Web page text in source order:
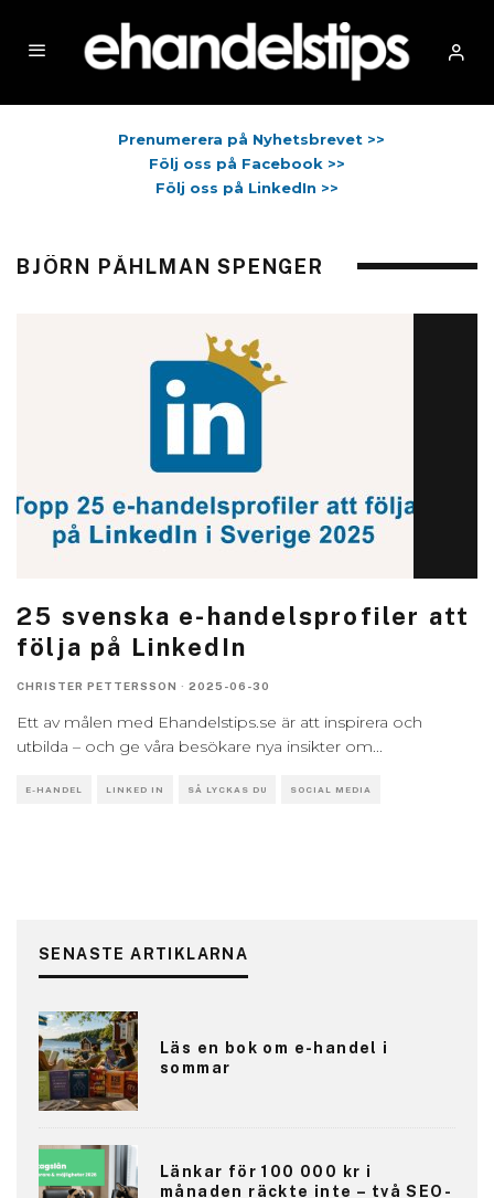
Prenumerera på Nyhetsbrevet >>
Följ oss på Facebook >>
Följ oss på LinkedIn >>
BJÖRN PÅHLMAN SPENGER
25 svenska e-handelsprofiler att
följa på LinkedIn
CHRISTER PETTERSSON · 2025-06-30
Ett av målen med Ehandelstips.se är att inspirera och
utbilda – och ge våra besökare nya insikter om...
E-HANDEL LINKED IN SÅ LYCKAS DU SOCIAL MEDIA
SENASTE ARTIKLARNA
Läs en bok om e-handel i
sommar
Länkar för 100 000 kr i
månaden räckte inte – två SEO-